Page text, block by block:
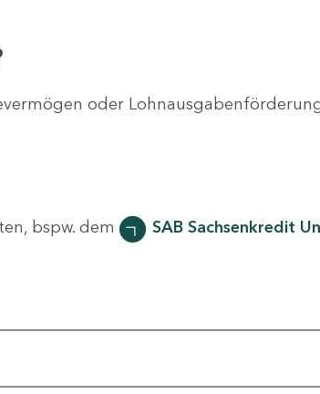
oder
bspw. dem SAB Sachsenkredit